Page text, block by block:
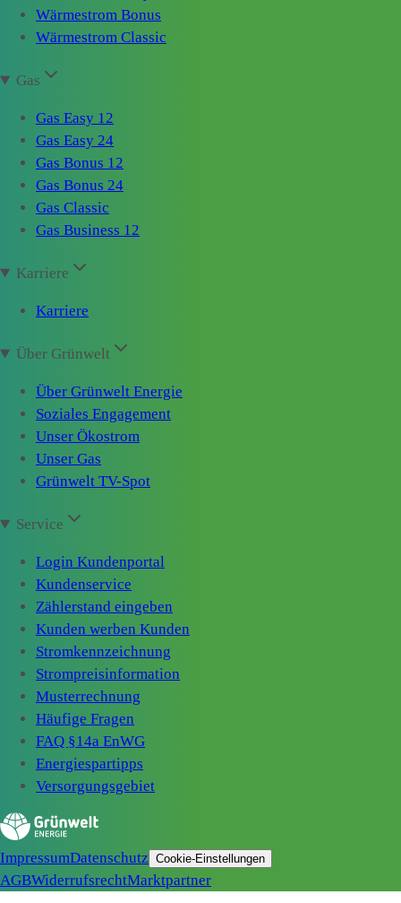
Wärmestrom Bonus
Wärmestrom Classic
Gas
Gas Easy 12
Gas Easy 24
Gas Bonus 12
Gas Bonus 24
Gas Classic
Gas Business 12
Karriere
Karriere
Über Grünwelt
Über Grünwelt Energie
Soziales Engagement
Unser Ökostrom
Unser Gas
Grünwelt TV-Spot
Service
Login Kundenportal
Kundenservice
Zählerstand eingeben
Kunden werben Kunden
Stromkennzeichnung
Strompreisinformation
Musterrechnung
Häufige Fragen
FAQ §14a EnWG
Energiespartipps
Versorgungsgebiet
ImpressumDatenschutz Cookie-Einstellungen
AGBWiderrufsrechtMarktpartner